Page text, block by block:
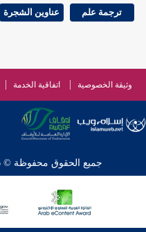
ترجمة علم عناوين الشجرة
وثيقة الخصوصية اتفاقية الخدمة
جميع الحقوق محفوظة © 2026 - 1998 لشبكة إسلام ويب